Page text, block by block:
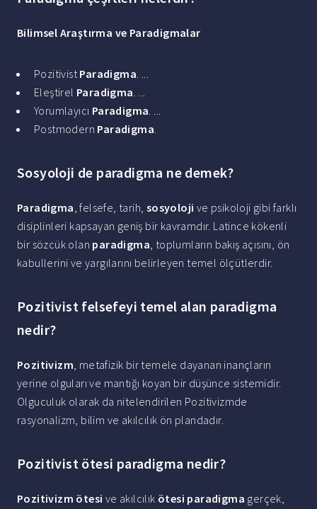
Bilimsel Araştırma ve Paradigmalar
PozitivistParadigma. ...
Eleştirel Paradigma. ...
Yorumlayıcı Paradigma. ...
Postmodern Paradigma.
Sosyoloji de paradigma ne demek?
Paradigma, felsefe, tarih, sosyoloji ve psikoloji gibi farklı
disiplinleri kapsayan geniş bir kavramdır. Latince kökenli
bir sözcük olan paradigma, toplumların bakış açısını, ön
kabullerini ve yargılarını belirleyen temel ölçütlerdir.
Pozitivist felsefeyi temel alan paradigma
nedir?
Pozitivizm, metafizik bir temele dayanan inançların
yerine olguları ve mantığı koyan bir düşünce sistemidir.
Olguculuk olarak da nitelendirilen Pozitivizmde
rasyonalizm, bilim ve akılcılık ön plandadır.
Pozitivist ötesi paradigma nedir?
Pozitivizm ötesi ve akılcılık ötesi paradigma gerçek,